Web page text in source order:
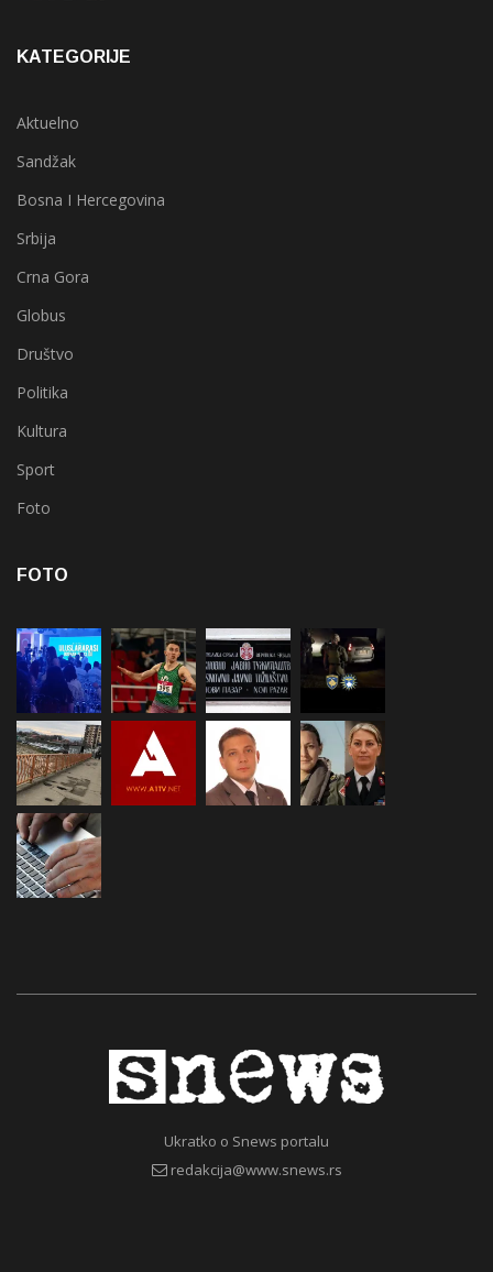
KATEGORIJE
Aktuelno
Sandžak
Bosna I Hercegovina
Srbija
Crna Gora
Globus
Društvo
Politika
Kultura
Sport
Foto
FOTO
Ukratko o Snews portalu
redakcija@www.snews.rs